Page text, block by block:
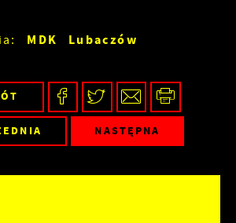
MDK Lubaczów
NASTĘPNA